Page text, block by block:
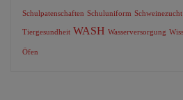
Schulpatenschaften Schuluniform Schweinezucht
Tiergesundheit WASH Wasserversorgung
Öfen